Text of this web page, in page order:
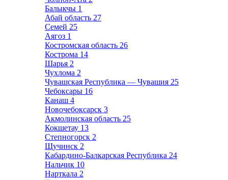
Балыкчы 1
Абай область 27
Семей 25
Аягоз 1
Костромская область 26
Кострома 14
Шарья 2
Чухлома 2
Чувашская Республика — Чувашия 25
Чебоксары 16
Канаш 4
Новочебоксарск 3
Акмолинская область 25
Кокшетау 13
Степногорск 2
Щучинск 2
Кабардино-Балкарская Республика 24
Нальчик 10
Нарткала 2